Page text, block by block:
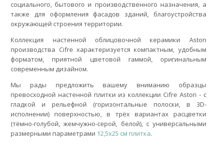
социального, бытового и производственного назначения, а
также для оформления фасадов зданий, благоустройства
окружающей строения территории.
Коллекция настенной облицовочной керамики Aston
производства Cifre характеризуется компактным, удобным
форматом, приятной цветовой гаммой, оригинальным
современным дизайном.
Мы рады предложить вашему вниманию образцы
превосходной настенной плитки из коллекции Cifre Aston - с
гладкой и рельефной (горизонтальные полоски, в 3D-
исполнении) поверхностью, в трёх вариантах расцветки
(тёмно-голубой, жемчужно-серой, белой), с универсальными
размерными параметрами 12,5х25 см плитка.